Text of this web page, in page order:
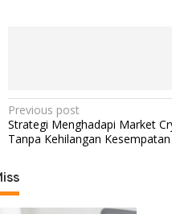
Post
navigation
Previous post
Strategi Menghadapi Market
Tanpa Kehilangan